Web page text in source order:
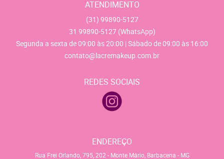
ATENDIMENTO
(31) 99890-5127
31 99890-5127 (WhatsApp)
Segunda a sexta de 09:00 às 20:00 | Sábado de 09:00 às 16:00
contato@lacremakeup.com.br
REDES SOCIAIS
ENDEREÇO
Rua Frei Orlando, 795, 202 - Monte Mário, Barbacena - MG